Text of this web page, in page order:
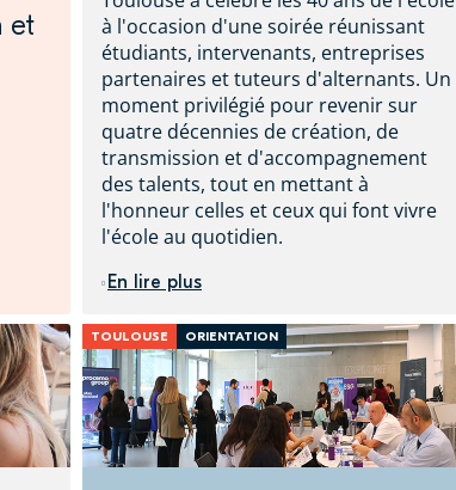
et
à l'occasion d'une soirée réunissant
étudiants, intervenants, entreprises
partenaires et tuteurs d'alternants. Un
moment privilégié pour revenir sur
quatre décennies de création, de
transmission et d'accompagnement
des talents, tout en mettant à
l'honneur celles et ceux qui font vivre
l'école au quotidien.
En lire plus
TOULOUSE ORIENTATION